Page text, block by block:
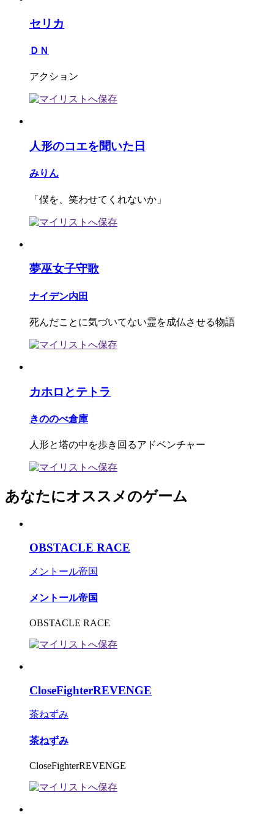
セリカ
ＤＮ
アクション
人形のコエを聞いた日
みりん
「僕を、笑わせてくれないか」
夢巫女子守歌
ナイデン内田
死んだことに気づいてない霊を成仏させる物語
カホロとテトラ
きののべ倉庫
人形と塔の中を歩き回るアドベンチャー
あなたにオススメのゲーム
OBSTACLE RACE
メントール帝国
メントール帝国
OBSTACLE RACE
CloseFighterREVENGE
茶ねずみ
茶ねずみ
CloseFighterREVENGE